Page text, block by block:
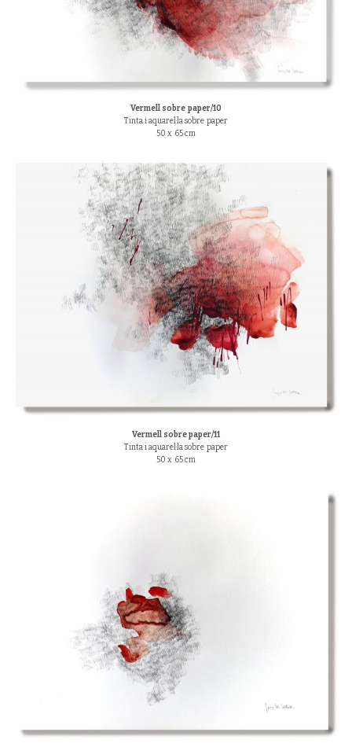
Vermell sobre paper/10
Tinta i aquarel·la sobre paper
50 x 65 cm
Vermell sobre paper/11
Tinta i aquarel·la sobre paper
50 x 65 cm